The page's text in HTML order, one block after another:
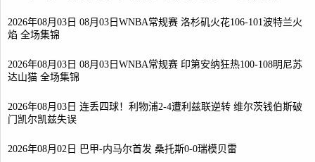
2026年08月03日 08月03日WNBA常规赛 洛杉矶火花106-101波特兰火
焰 全场集锦
2026年08月03日 08月03日WNBA常规赛 印第安纳狂热100-108明尼苏
达山猫 全场集锦
2026年08月03日 连丢四球！利物浦2-4遭利兹联逆转 维尔茨钱伯斯破
门凯尔凯兹失误
2026年08月02日 巴甲-内马尔首发 桑托斯0-0瑞模贝雷